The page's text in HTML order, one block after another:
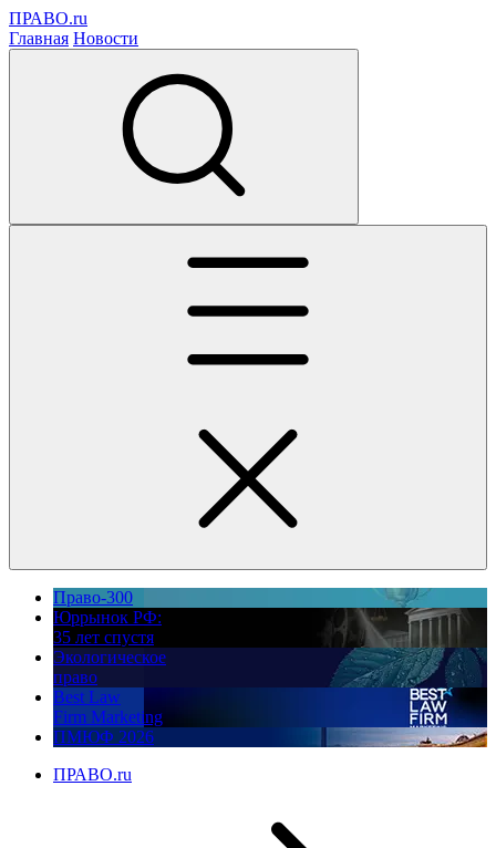
ПРАВО.ru
Главная Новости
Право-300
Юррынок РФ:
35 лет спустя
Экологическое
право
Best Law
Firm Marketing
ПМЮФ 2026
ПРАВО.ru